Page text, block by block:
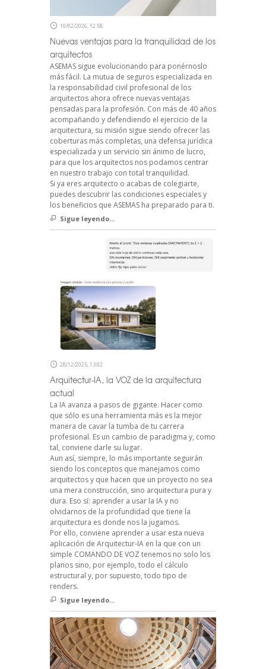
10/02/2026, 12:58
Nuevas ventajas para la tranquilidad de los
arquitectos
ASEMAS sigue evolucionando para ponérnoslo
más fácil. La mutua de seguros especializada en
la responsabilidad civil profesional de los
arquitectos ahora ofrece nuevas ventajas
pensadas para la profesión. Con más de 40 años
acompañando y defendiendo el ejercicio de la
arquitectura, su misión sigue siendo ofrecer las
coberturas más completas, una defensa jurídica
especializada y un servicio sin ánimo de lucro,
para que los arquitectos nos podamos centrar
en nuestro trabajo con total tranquilidad.
Si ya eres arquitecto o acabas de colegiarte,
puedes descubrir las condiciones especiales y
los beneficios que ASEMAS ha preparado para ti.
Sigue leyendo...
28/12/2025, 13:02
Arquitectur-IA, la VOZ de la arquitectura
actual
La IA avanza a pasos de gigante. Hacer como
que sólo es una herramienta más es la mejor
manera de cavar la tumba de tu carrera
profesional. Es un cambio de paradigma y, como
tal, conviene darle su lugar.
Aun así, siempre, lo más importante seguirán
siendo los conceptos que manejamos como
arquitectos y que hacen que un proyecto no sea
una mera construcción, sino arquitectura pura y
dura. Eso sí: aprender a usar la IA y no
olvidarnos de la profundidad que tiene la
arquitectura es donde nos la jugamos.
Por ello, conviene aprender a usar esta nueva
aplicación de Arquitectur-IA en la que con un
simple COMANDO DE VOZ tenemos no solo los
planos sino, por ejemplo, todo el cálculo
estructural y, por supuesto, todo tipo de
renders.
Sigue leyendo...